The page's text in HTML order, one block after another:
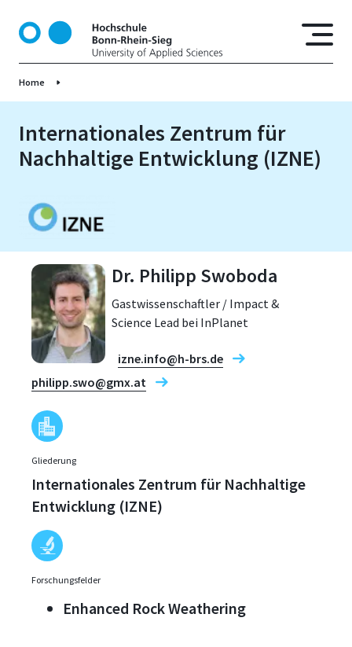
t
l
Home
Internationales Zentrum für
Nachhaltige Entwicklung (IZNE)
Dr. Philipp Swoboda
Gastwissenschaftler / Impact &
Science Lead bei InPlanet
izne.info@h-brs.de
philipp.swo@gmx.at
Gliederung
Internationales Zentrum für Nachhaltige
Entwicklung (IZNE)
Forschungsfelder
Enhanced Rock Weathering